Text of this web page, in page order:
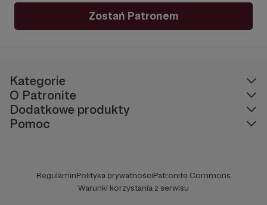
Zostań Patronem
Kategorie
O Patronite
Dodatkowe produkty
Pomoc
RegulaminPolityka prywatnościPatronite Commons
Warunki korzystania z serwisu